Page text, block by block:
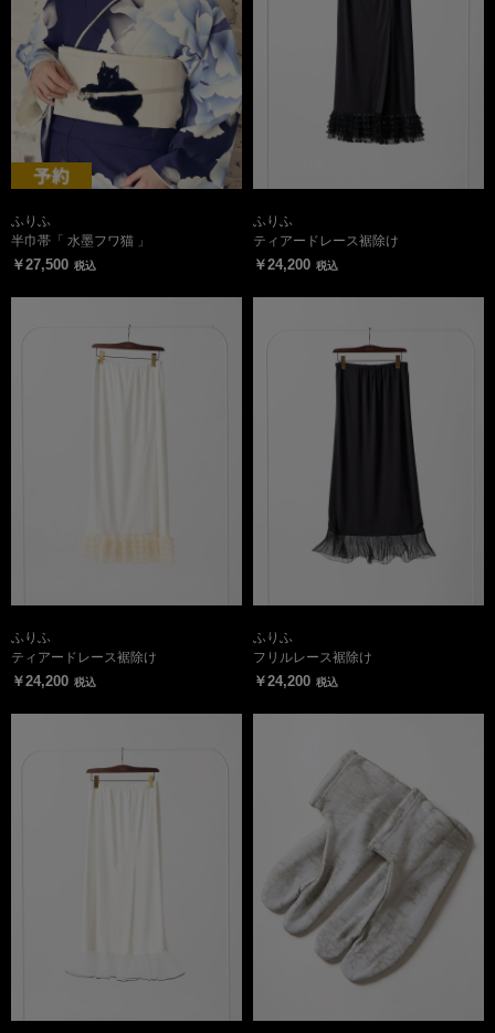
ふりふ
半巾帯「 水墨フワ猫 」
￥27,500 税込
ふりふ
ティアードレース裾除け
￥24,200 税込
ふりふ
ティアードレース裾除け
￥24,200 税込
ふりふ
フリルレース裾除け
￥24,200 税込